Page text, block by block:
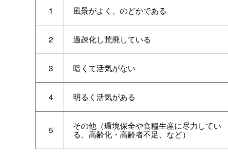
1 風景がよく、のどかである
2 過疎化し荒廃している
3 暗くて活気がない
4 明るく活気がある
5 その他（環境保全や食糧生産に尽力してい
る、高齢化・高齢者不足、など）